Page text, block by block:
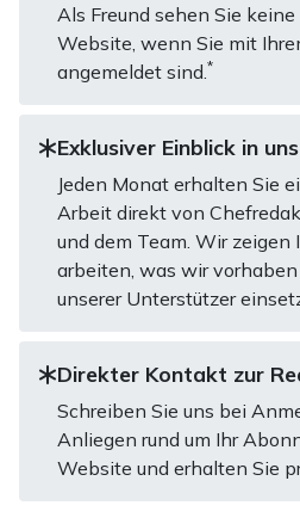
Als Freund sehen Sie
Website, wenn Sie mit
angemeldet sind.*
Exklusiver Einblick in
Jeden Monat erhalten Sie
Arbeit direkt von
und dem Team. Wir
arbeiten, was wir
unserer Unterstützer
Direkter Kontakt zur
Schreiben Sie uns bei
Anliegen rund um Ihr
Website und erhalten Sie